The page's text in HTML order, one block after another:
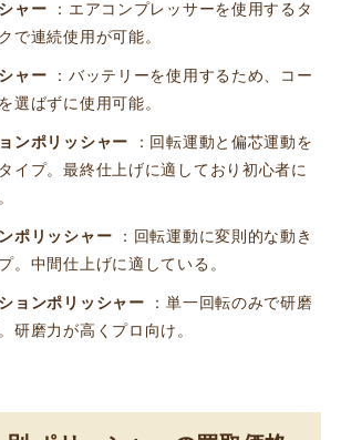
ャー ：エアコンプレッサーを使用するタ
で連続使用が可能。
ャー ：バッテリーを使用するため、コー
選ばずに使用可能。
ンポリッシャー ：回転運動と偏芯運動を
イプ。最終仕上げに適しており初心者に
ポリッシャー ：回転運動に変則的な動き
。中間仕上げに適している。
ョンポリッシャー ：単一回転のみで研磨
研磨力が高くプロ向け。